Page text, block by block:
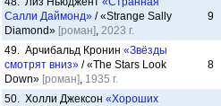
Салли Даймонд» / «Strange Sally
Diamond» [роман], 2023 г.
9
49. Арчибальд Кронин «Звёзды
смотрят вниз» / «The Stars Look
Down» [роман], 1935 г.
8
50. Холли Джексон «Хороших